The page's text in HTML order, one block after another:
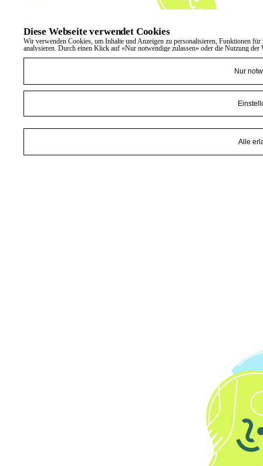
Diese Webseite verwendet Cookies
Wir verwenden Cookies, um Inhalte und Anzeigen zu personalisieren, Funktionen
analysieren. Durch einen Klick auf «Nur notwendige zulassen» oder die Nutzung
Nur
Alle